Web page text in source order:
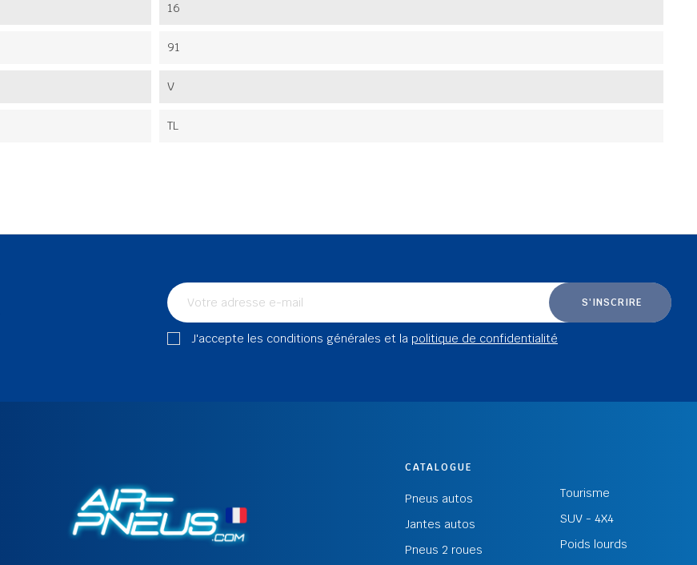
16
91
V
TL
S'INSCRIRE
J'accepte les conditions générales et la politique de confidentialité
CATALOGUE
Pneus autos
Jantes autos
Pneus 2 roues
Tourisme
SUV - 4X4
Poids lourds